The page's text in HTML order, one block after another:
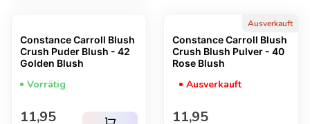
Constance Carroll Blush
Crush Puder Blush - 42
Golden Blush
Vorrätig
Regulärer Preis
11,95
Ausverkauft
Constance Carroll Blush
Crush Blush Pulver - 40
Rose Blush
Ausverkauft
Regulärer Preis
11,95